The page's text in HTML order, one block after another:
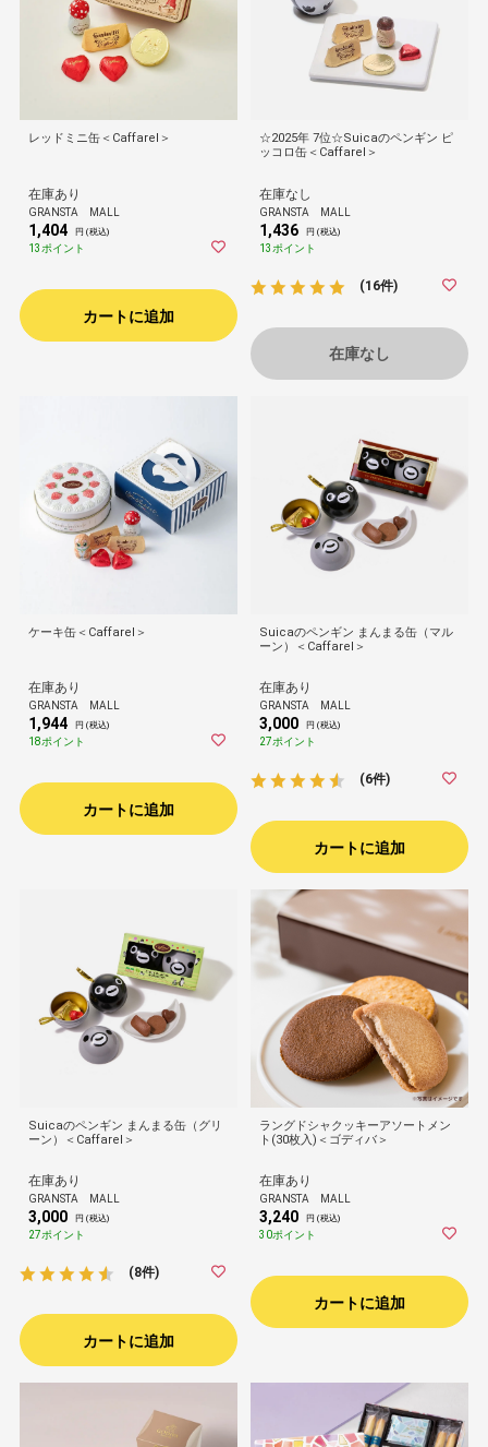
レッドミニ缶＜Caffarel＞
在庫あり
GRANSTA MALL
1,404 円 (税込)
13ポイント
カートに追加
☆2025年 7位☆Suicaのペンギン ピ
ッコロ缶＜Caffarel＞
在庫なし
GRANSTA MALL
1,436 円 (税込)
13ポイント
(16件)
在庫なし
ケーキ缶＜Caffarel＞
在庫あり
GRANSTA MALL
1,944 円 (税込)
18ポイント
カートに追加
Suicaのペンギン まんまる缶（マル
ーン）＜Caffarel＞
在庫あり
GRANSTA MALL
3,000 円 (税込)
27ポイント
(6件)
カートに追加
Suicaのペンギン まんまる缶（グリ
ーン）＜Caffarel＞
在庫あり
GRANSTA MALL
3,000 円 (税込)
27ポイント
(8件)
カートに追加
ラングドシャクッキーアソートメン
ト(30枚入)＜ゴディバ＞
在庫あり
GRANSTA MALL
3,240 円 (税込)
30ポイント
カートに追加